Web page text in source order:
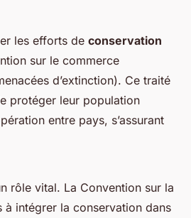
les efforts de conservation
sur le commerce
d’extinction). Ce traité
protéger leur population
entre pays, s’assurant
rôle vital. La Convention sur la
intégrer la conservation dans